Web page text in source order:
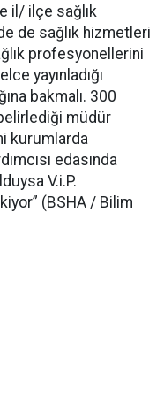
il/ ilçe sağlık
de sağlık hizmetleri
profesyonellerini
yayınladığı
bakmalı. 300
müdür
kurumlarda
edasında
V.i.P.
(BSHA / Bilim